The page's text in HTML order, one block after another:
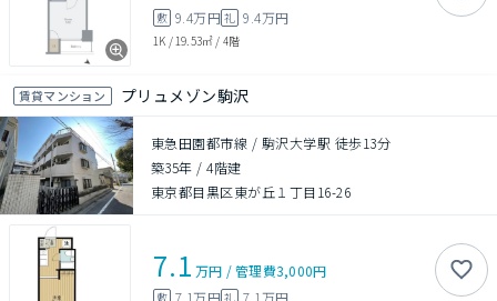
敷 9.4万円礼 9.4万円
1K / 19.53㎡ / 4階
賃貸マンション プリュメゾン駒沢
東急田園都市線 / 駒沢大学駅 徒歩13分
築35年 /4階建
東京都目黒区東が丘１丁目16-26
7.1 万円 /管理費3,000円
敷 7.1万円礼 7.1万円